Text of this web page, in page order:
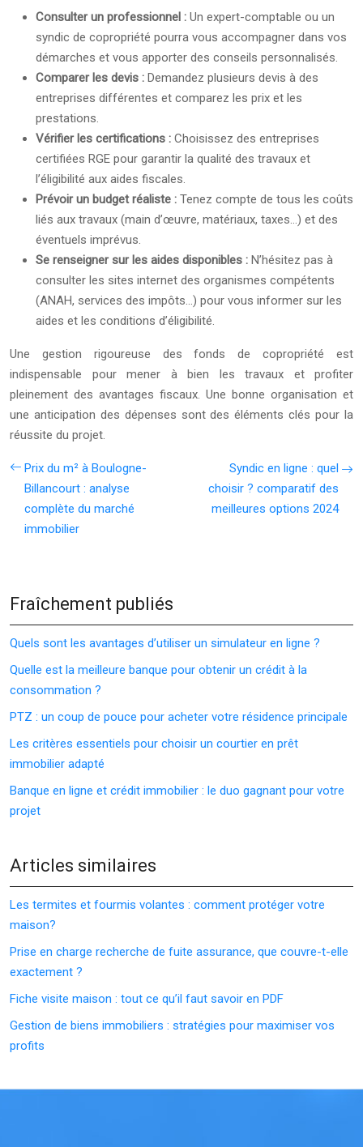
Consulter un professionnel : Un expert-comptable ou un
syndic de copropriété pourra vous accompagner dans vos
démarches et vous apporter des conseils personnalisés.
Comparer les devis : Demandez plusieurs devis à des
entreprises différentes et comparez les prix et les
prestations.
Vérifier les certifications : Choisissez des entreprises
certifiées RGE pour garantir la qualité des travaux et
l’éligibilité aux aides fiscales.
Prévoir un budget réaliste : Tenez compte de tous les coûts
liés aux travaux (main d’œuvre, matériaux, taxes…) et des
éventuels imprévus.
Se renseigner sur les aides disponibles : N’hésitez pas à
consulter les sites internet des organismes compétents
(ANAH, services des impôts…) pour vous informer sur les
aides et les conditions d’éligibilité.
Une gestion rigoureuse des fonds de copropriété est
indispensable pour mener à bien les travaux et profiter
pleinement des avantages fiscaux. Une bonne organisation et
une anticipation des dépenses sont des éléments clés pour la
réussite du projet.
Prix du m² à Boulogne-
Billancourt : analyse
complète du marché
immobilier
Syndic en ligne : quel
choisir ? comparatif des
meilleures options 2024
Fraîchement publiés
Quels sont les avantages d’utiliser un simulateur en ligne ?
Quelle est la meilleure banque pour obtenir un crédit à la
consommation ?
PTZ : un coup de pouce pour acheter votre résidence principale
Les critères essentiels pour choisir un courtier en prêt
immobilier adapté
Banque en ligne et crédit immobilier : le duo gagnant pour votre
projet
Articles similaires
Les termites et fourmis volantes : comment protéger votre
maison?
Prise en charge recherche de fuite assurance, que couvre-t-elle
exactement ?
Fiche visite maison : tout ce qu’il faut savoir en PDF
Gestion de biens immobiliers : stratégies pour maximiser vos
profits